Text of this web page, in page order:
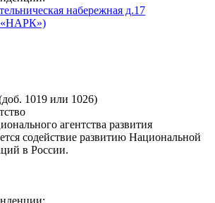
набережная д.17
1019 или 1026)
агентства развития
содействие развитию Национальной
в России.